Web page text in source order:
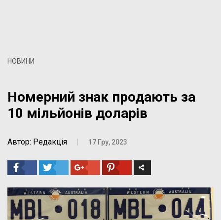
НОВИНИ
Номерний знак продають за
10 мільйонів доларів
Автор: Редакція 17 Гру, 2023